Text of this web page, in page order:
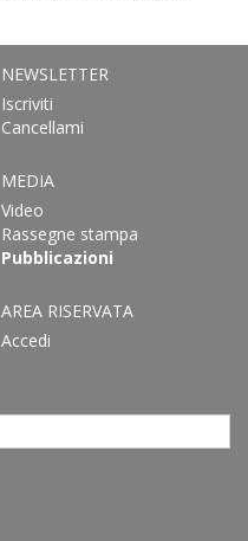
NEWSLETTER
Iscriviti
Cancellami
MEDIA
Video
Rassegne stampa
Pubblicazioni
AREA RISERVATA
Accedi